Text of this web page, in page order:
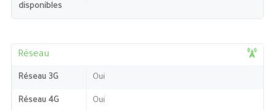
disponibles
Réseau
Réseau 3G Oui
Réseau 4G Oui